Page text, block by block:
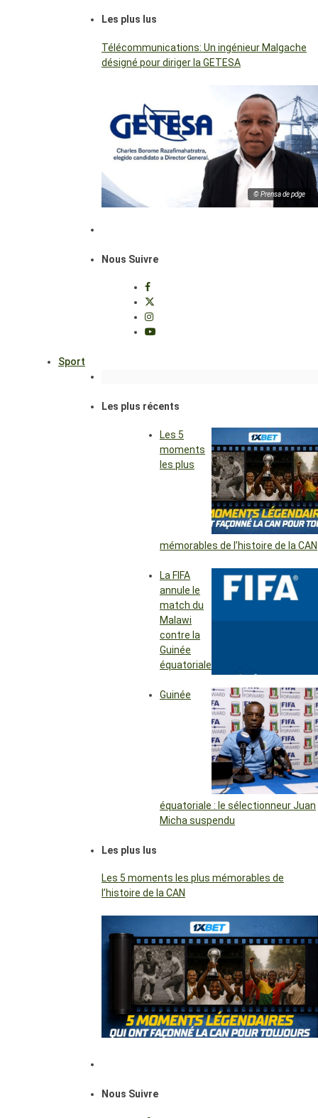
Les plus lus
Télécommunications: Un ingénieur Malgache
désigné pour diriger la GETESA
© Prensa de pdge
Nous Suivre
Sport
Les plus récents
Les 5
moments
les plus
mémorables de l’histoire de la CAN
La FIFA
annule le
match du
Malawi
contre la
Guinée
équatoriale
Guinée
équatoriale : le sélectionneur Juan
Micha suspendu
Les plus lus
Les 5 moments les plus mémorables de
l’histoire de la CAN
Nous Suivre